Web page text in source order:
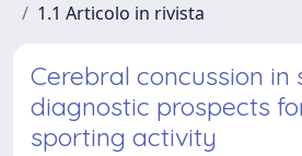
1.1 Articolo in rivista
Cerebral concussion in
diagnostic prospects
sporting activity